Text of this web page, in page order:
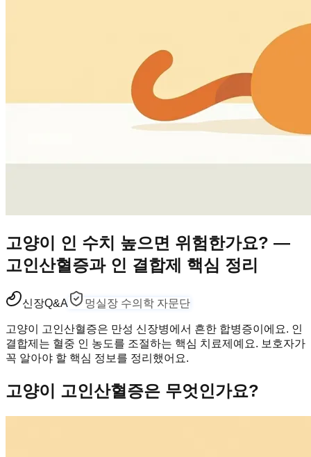
고양이 인 수치 높으면 위험한가요? —
고인산혈증과 인 결합제 핵심 정리
신장Q&A 멍실장 수의학 자문단
고양이 고인산혈증은 만성 신장병에서 흔한 합병증이에요. 인
결합제는 혈중 인 농도를 조절하는 핵심 치료제예요. 보호자가
꼭 알아야 할 핵심 정보를 정리했어요.
고양이 고인산혈증은 무엇인가요?